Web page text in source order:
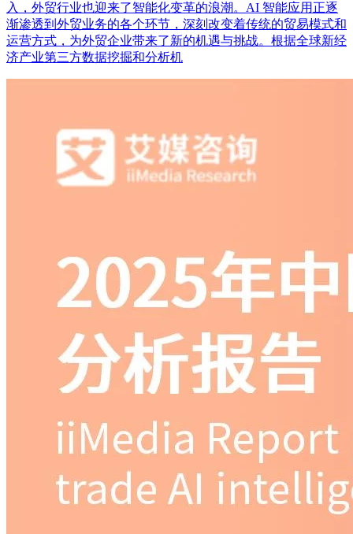
入，外贸行业也迎来了智能化变革的浪潮。AI 智能应用正逐
渐渗透到外贸业务的各个环节，深刻改变着传统的贸易模式和
运营方式，为外贸企业带来了新的机遇与挑战。根据全球新经
济产业第三方数据挖掘和分析机